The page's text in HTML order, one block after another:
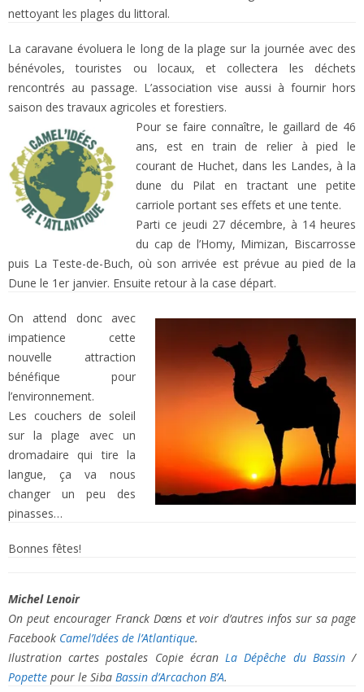
nettoyant les plages du littoral.
La caravane évoluera le long de la plage sur la journée avec des
bénévoles, touristes ou locaux, et collectera les déchets
rencontrés au passage. L’association vise aussi à fournir hors
saison des travaux agricoles et forestiers.
Pour se faire connaître, le gaillard de 46
ans, est en train de relier à pied le
courant de Huchet, dans les Landes, à la
dune du Pilat en tractant une petite
carriole portant ses effets et une tente.
Parti ce jeudi 27 décembre, à 14 heures
du cap de l’Homy, Mimizan, Biscarrosse
puis La Teste-de-Buch, où son arrivée est prévue au pied de la
Dune le 1er janvier. Ensuite retour à la case départ.
On attend donc avec
impatience cette
nouvelle attraction
bénéfique pour
l’environnement.
Les couchers de soleil
sur la plage avec un
dromadaire qui tire la
langue, ça va nous
changer un peu des
pinasses…
Bonnes fêtes!
Michel Lenoir
On peut encourager Franck Dœns et voir d’autres infos sur sa page
Facebook Camel’Idées de l’Atlantique.
Ilustration cartes postales Copie écranLa Dépêche du Bassin/
Popettepour le Siba Bassin d’Arcachon B’A.